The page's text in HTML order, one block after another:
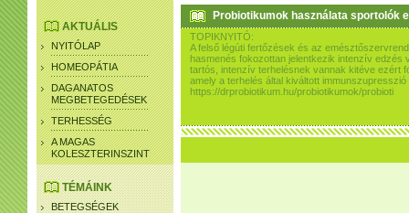
AKTUÁLIS
NYITÓLAP
HOMEOPÁTIA
DAGANATOS
MEGBETEGEDÉSEK
TERHESSÉG
A MAGAS
KOLESZTERINSZINT
TÉMÁINK
BETEGSÉGEK
Probiotikumok használata sportolók
TOPIKNYITÓ:
A felső légúti fertőzések és az
hasmenés fokozottan jelentkezik intenzív edzés
tartós, intenzív terhelésnek vannak kitéve ezért
amely a terhelés által kiváltott
https://drprobiotikum.hu/probiotikumok/probioti